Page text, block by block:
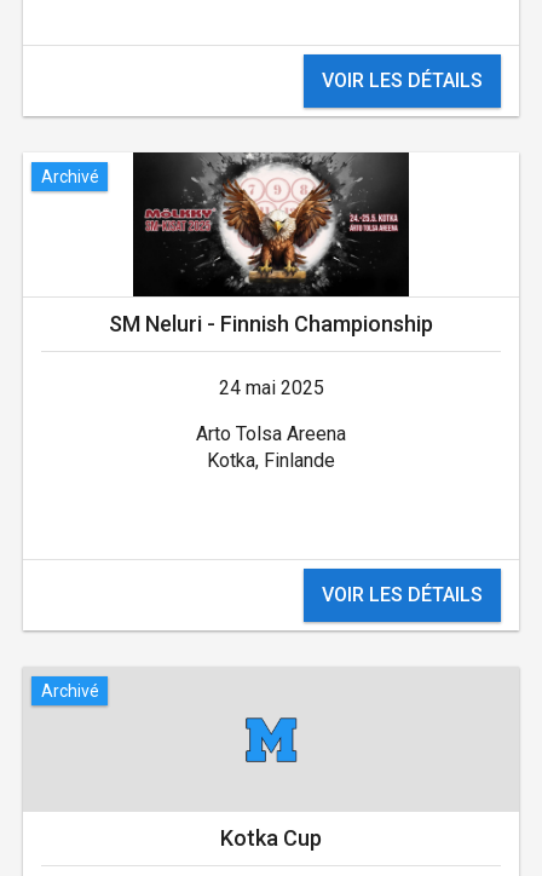
VOIR LES DÉTAILS
Archivé
SM Neluri - Finnish Championship
24 mai 2025
Arto Tolsa Areena
Kotka, Finlande
VOIR LES DÉTAILS
Archivé
Kotka Cup